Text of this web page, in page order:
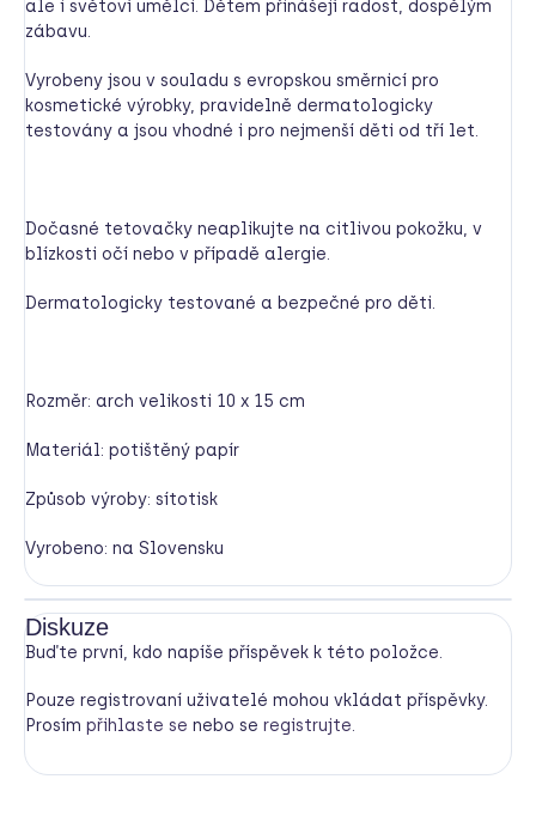
ale i světoví umělci. Dětem přinášejí radost, dospělým
zábavu.
Vyrobeny jsou v souladu s evropskou směrnicí pro
kosmetické výrobky, pravidelně dermatologicky
testovány a jsou vhodné i pro nejmenší děti od tří let.
Dočasné tetovačky neaplikujte na citlivou pokožku, v
blízkosti očí nebo v případě alergie.
Dermatologicky testované a bezpečné pro děti.
Rozměr: arch velikosti 10 x 15 cm
Materiál: potištěný papír
Způsob výroby: sítotisk
Vyrobeno: na Slovensku
Diskuze
Buďte první, kdo napíše příspěvek k této položce.
Pouze registrovaní uživatelé mohou vkládat příspěvky.
Prosím přihlaste se nebo se registrujte.